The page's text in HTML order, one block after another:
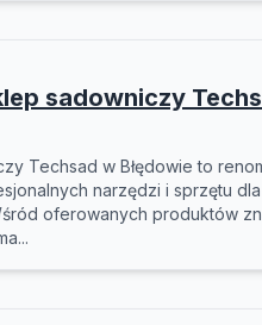
sadowniczy
Techsad w Błędowie to
narzędzi i sprzętu dla
oferowanych produktów